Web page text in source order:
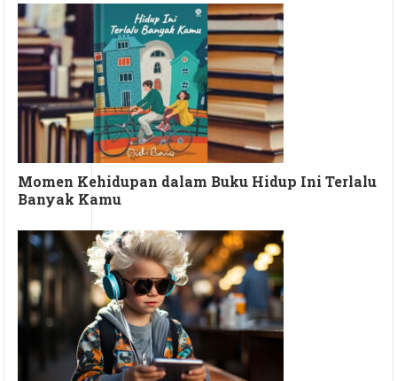
Momen Kehidupan dalam Buku Hidup Ini Terlalu
Banyak Kamu